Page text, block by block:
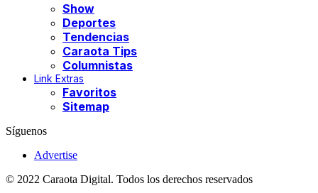
Show
Deportes
Tendencias
Caraota Tips
Columnistas
Link Extras
Favoritos
Sitemap
Síguenos
Advertise
© 2022 Caraota Digital. Todos los derechos reservados